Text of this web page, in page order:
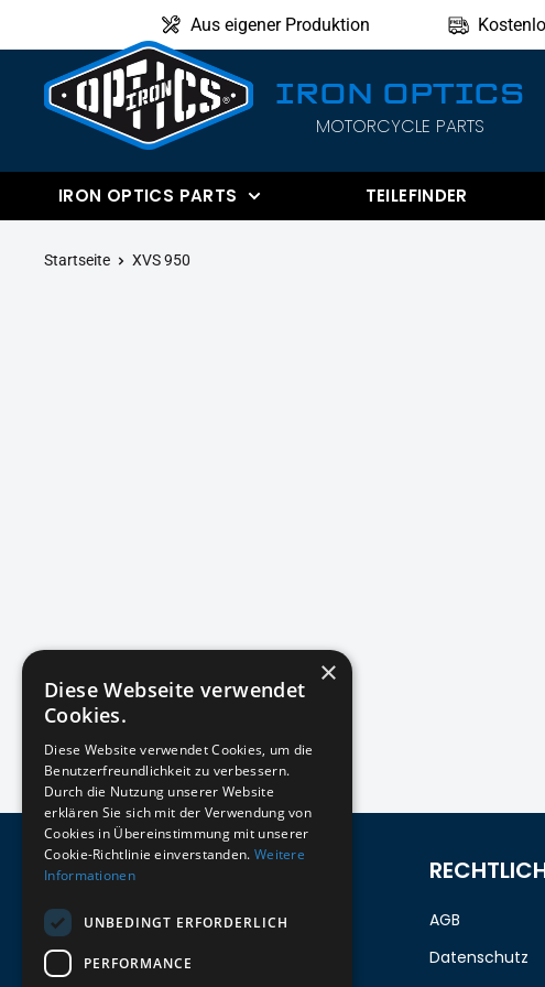
zum
Aus eigener Produktion
IRON
IRON OPTICS
MOTORCYCLE PARTS
IRON OPTICS PARTS TEILEFINDER
Startseite XVS 950
ZUM NEWSLETTER ANMELDEN
Melde dich jetzt zum Newsletter an
und erhalte 5%
Bestellung.
AGB
Datenschutz
×
Diese Webseite verwendet
Cookies.
Diese Website verwendet Cookies, um die
Benutzerfreundlichkeit zu verbessern.
Durch die Nutzung unserer Website
erklären Sie sich mit der Verwendung von
Cookies in Übereinstimmung mit unserer
Cookie-Richtlinie einverstanden. Weitere
Informationen
UNBEDINGT ERFORDERLICH
PERFORMANCE